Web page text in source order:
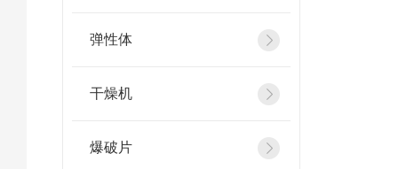
弹性体
干燥机
爆破片